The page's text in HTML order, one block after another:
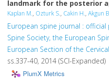
landmark for the posterior
Kaplan M., Ozturk S., Cakin H., Akgun
European spine journal :
Spine Society, the European
European Section of the
ss.337-40, 2014 (SCI-Expanded)
PlumX Metrics